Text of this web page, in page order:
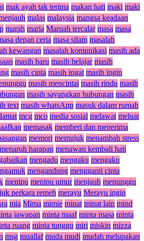
mak ayah tak terima makan hati maki maki
malas malaysia mangsa keadaan
marah maria Maruah tercalar masa masa
depan ceria masa silam masalah
kewangan masalah komunikasi masih ada
masih baru masih belajar masih
masih cinta masih ingat masih ingin
masih mencintai masih rindu masih
masih sayangkan hubungan masih
text masih whatsApp masuk dalam rumah
mcg mco media sosial melawat meluat
memasak memberi dan menerima
memori memujuk menambah stress
menaruh harapan menawan kembali hati
mengadu mengaku mengaku
mengandung mengganti cinta
menipu menipu umur menjauh menunggu
perkara remeh merayu Merayu ingin
mia Mima mimie minat minat lain mind
jawapan minta maaf minta masa minta
ruang minta tunggu miri miskin mizza
msg muallaf muda mudi mudah melupakan